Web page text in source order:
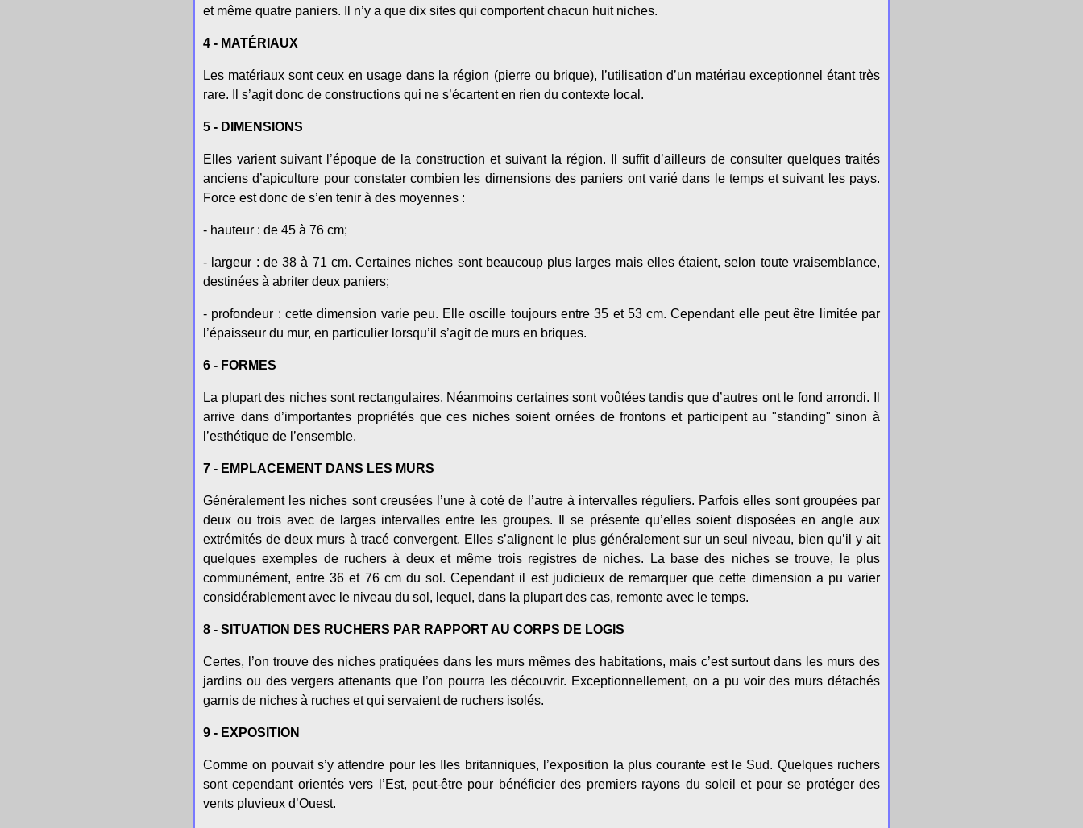
et même quatre paniers. Il n’y a que dix sites qui comportent chacun huit niches.
4 - MATÉRIAUX
Les matériaux sont ceux en usage dans la région (pierre ou brique), l’utilisation d’un matériau exceptionnel étant très
rare. Il s’agit donc de constructions qui ne s’écartent en rien du contexte local.
5 - DIMENSIONS
Elles varient suivant l’époque de la construction et suivant la région. Il suffit d’ailleurs de consulter quelques traités
anciens d’apiculture pour constater combien les dimensions des paniers ont varié dans le temps et suivant les pays.
Force est donc de s’en tenir à des moyennes :
- hauteur : de 45 à 76 cm;
- largeur : de 38 à 71 cm. Certaines niches sont beaucoup plus larges mais elles étaient, selon toute vraisemblance,
destinées à abriter deux paniers;
- profondeur : cette dimension varie peu. Elle oscille toujours entre 35 et 53 cm. Cependant elle peut être limitée par
l’épaisseur du mur, en particulier lorsqu’il s’agit de murs en briques.
6 - FORMES
La plupart des niches sont rectangulaires. Néanmoins certaines sont voûtées tandis que d’autres ont le fond arrondi. Il
arrive dans d’importantes propriétés que ces niches soient ornées de frontons et participent au "standing" sinon à
l’esthétique de l’ensemble.
7 - EMPLACEMENT DANS LES MURS
Généralement les niches sont creusées l’une à coté de l’autre à intervalles réguliers. Parfois elles sont groupées par
deux ou trois avec de larges intervalles entre les groupes. Il se présente qu’elles soient disposées en angle aux
extrémités de deux murs à tracé convergent. Elles s’alignent le plus généralement sur un seul niveau, bien qu’il y ait
quelques exemples de ruchers à deux et même trois registres de niches. La base des niches se trouve, le plus
communément, entre 36 et 76 cm du sol. Cependant il est judicieux de remarquer que cette dimension a pu varier
considérablement avec le niveau du sol, lequel, dans la plupart des cas, remonte avec le temps.
8 - SITUATION DES RUCHERS PAR RAPPORT AU CORPS DE LOGIS
Certes, l’on trouve des niches pratiquées dans les murs mêmes des habitations, mais c’est surtout dans les murs des
jardins ou des vergers attenants que l’on pourra les découvrir. Exceptionnellement, on a pu voir des murs détachés
garnis de niches à ruches et qui servaient de ruchers isolés.
9 - EXPOSITION
Comme on pouvait s’y attendre pour les Iles britanniques, l’exposition la plus courante est le Sud. Quelques ruchers
sont cependant orientés vers l’Est, peut-être pour bénéficier des premiers rayons du soleil et pour se protéger des
vents pluvieux d’Ouest.